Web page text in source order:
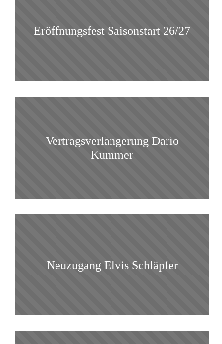
Eröffnungsfest Saisonstart 26/27
Vertragsverlängerung Dario
Kummer
Neuzugang Elvis Schläpfer